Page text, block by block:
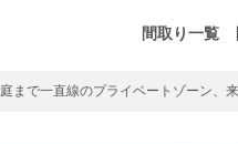
間取り一覧
庭まで一直線のプライベートゾーン、